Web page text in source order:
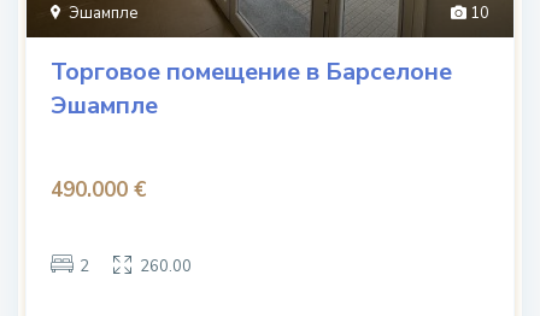
10
Эшампле
Торговое помещение в Барселоне
Эшампле
490.000 €
2 260.00